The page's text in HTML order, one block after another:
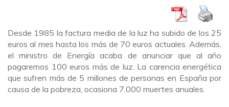
Desde 1985 la factura media de la luz ha subido de los 25
euros al mes hasta los más de 70 euros actuales. Además,
el ministro de Energía acaba de anunciar que al año
pagaremos 100 euros más de luz. La carencia energética
que sufren más de 5 millones de personas en España por
causa de la pobreza, ocasiona 7.000 muertes anuales.